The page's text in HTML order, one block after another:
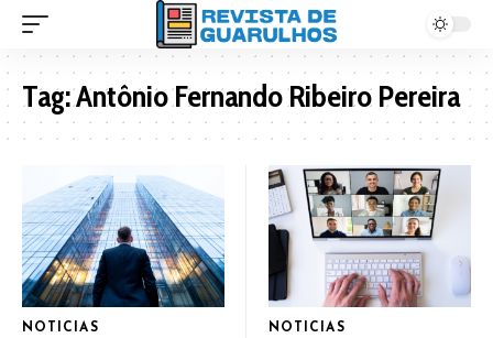
Tag:Antônio Fernando Ribeiro Pereira
NOTICIAS NOTICIAS